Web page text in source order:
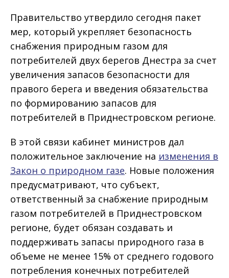
Правительство утвердило сегодня пакет
мер, который укрепляет безопасность
снабжения природным газом для
потребителей двух берегов Днестра за счет
увеличения запасов безопасности для
правого берега и введения обязательства
по формированию запасов для
потребителей в Приднестровском регионе.
В этой связи кабинет министров дал
положительное заключение на изменения в
Закон о природном газе. Новые положения
предусматривают, что субъект,
ответственный за снабжение природным
газом потребителей в Приднестровском
регионе, будет обязан создавать и
поддерживать запасы природного газа в
объеме не менее 15% от среднего годового
потребления конечных потребителей